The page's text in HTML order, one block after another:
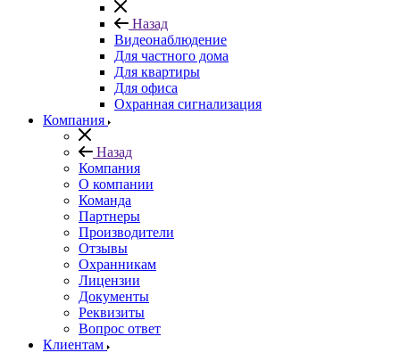
Назад
Видеонаблюдение
Для частного дома
Для квартиры
Для офиса
Охранная сигнализация
Компания
Назад
Компания
О компании
Команда
Партнеры
Производители
Отзывы
Охранникам
Лицензии
Документы
Реквизиты
Вопрос ответ
Клиентам